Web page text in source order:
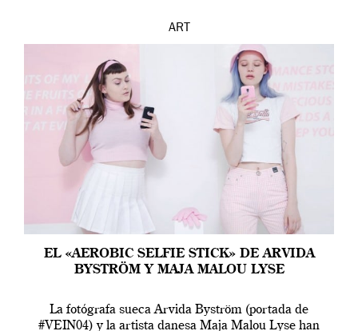
ART
EL «AEROBIC SELFIE STICK» DE ARVIDA
BYSTRÖM Y MAJA MALOU LYSE
La fotógrafa sueca Arvida Byström (portada de
#VEIN04) y la artista danesa Maja Malou Lyse han